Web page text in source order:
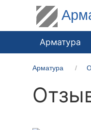
Арматура
Арматура